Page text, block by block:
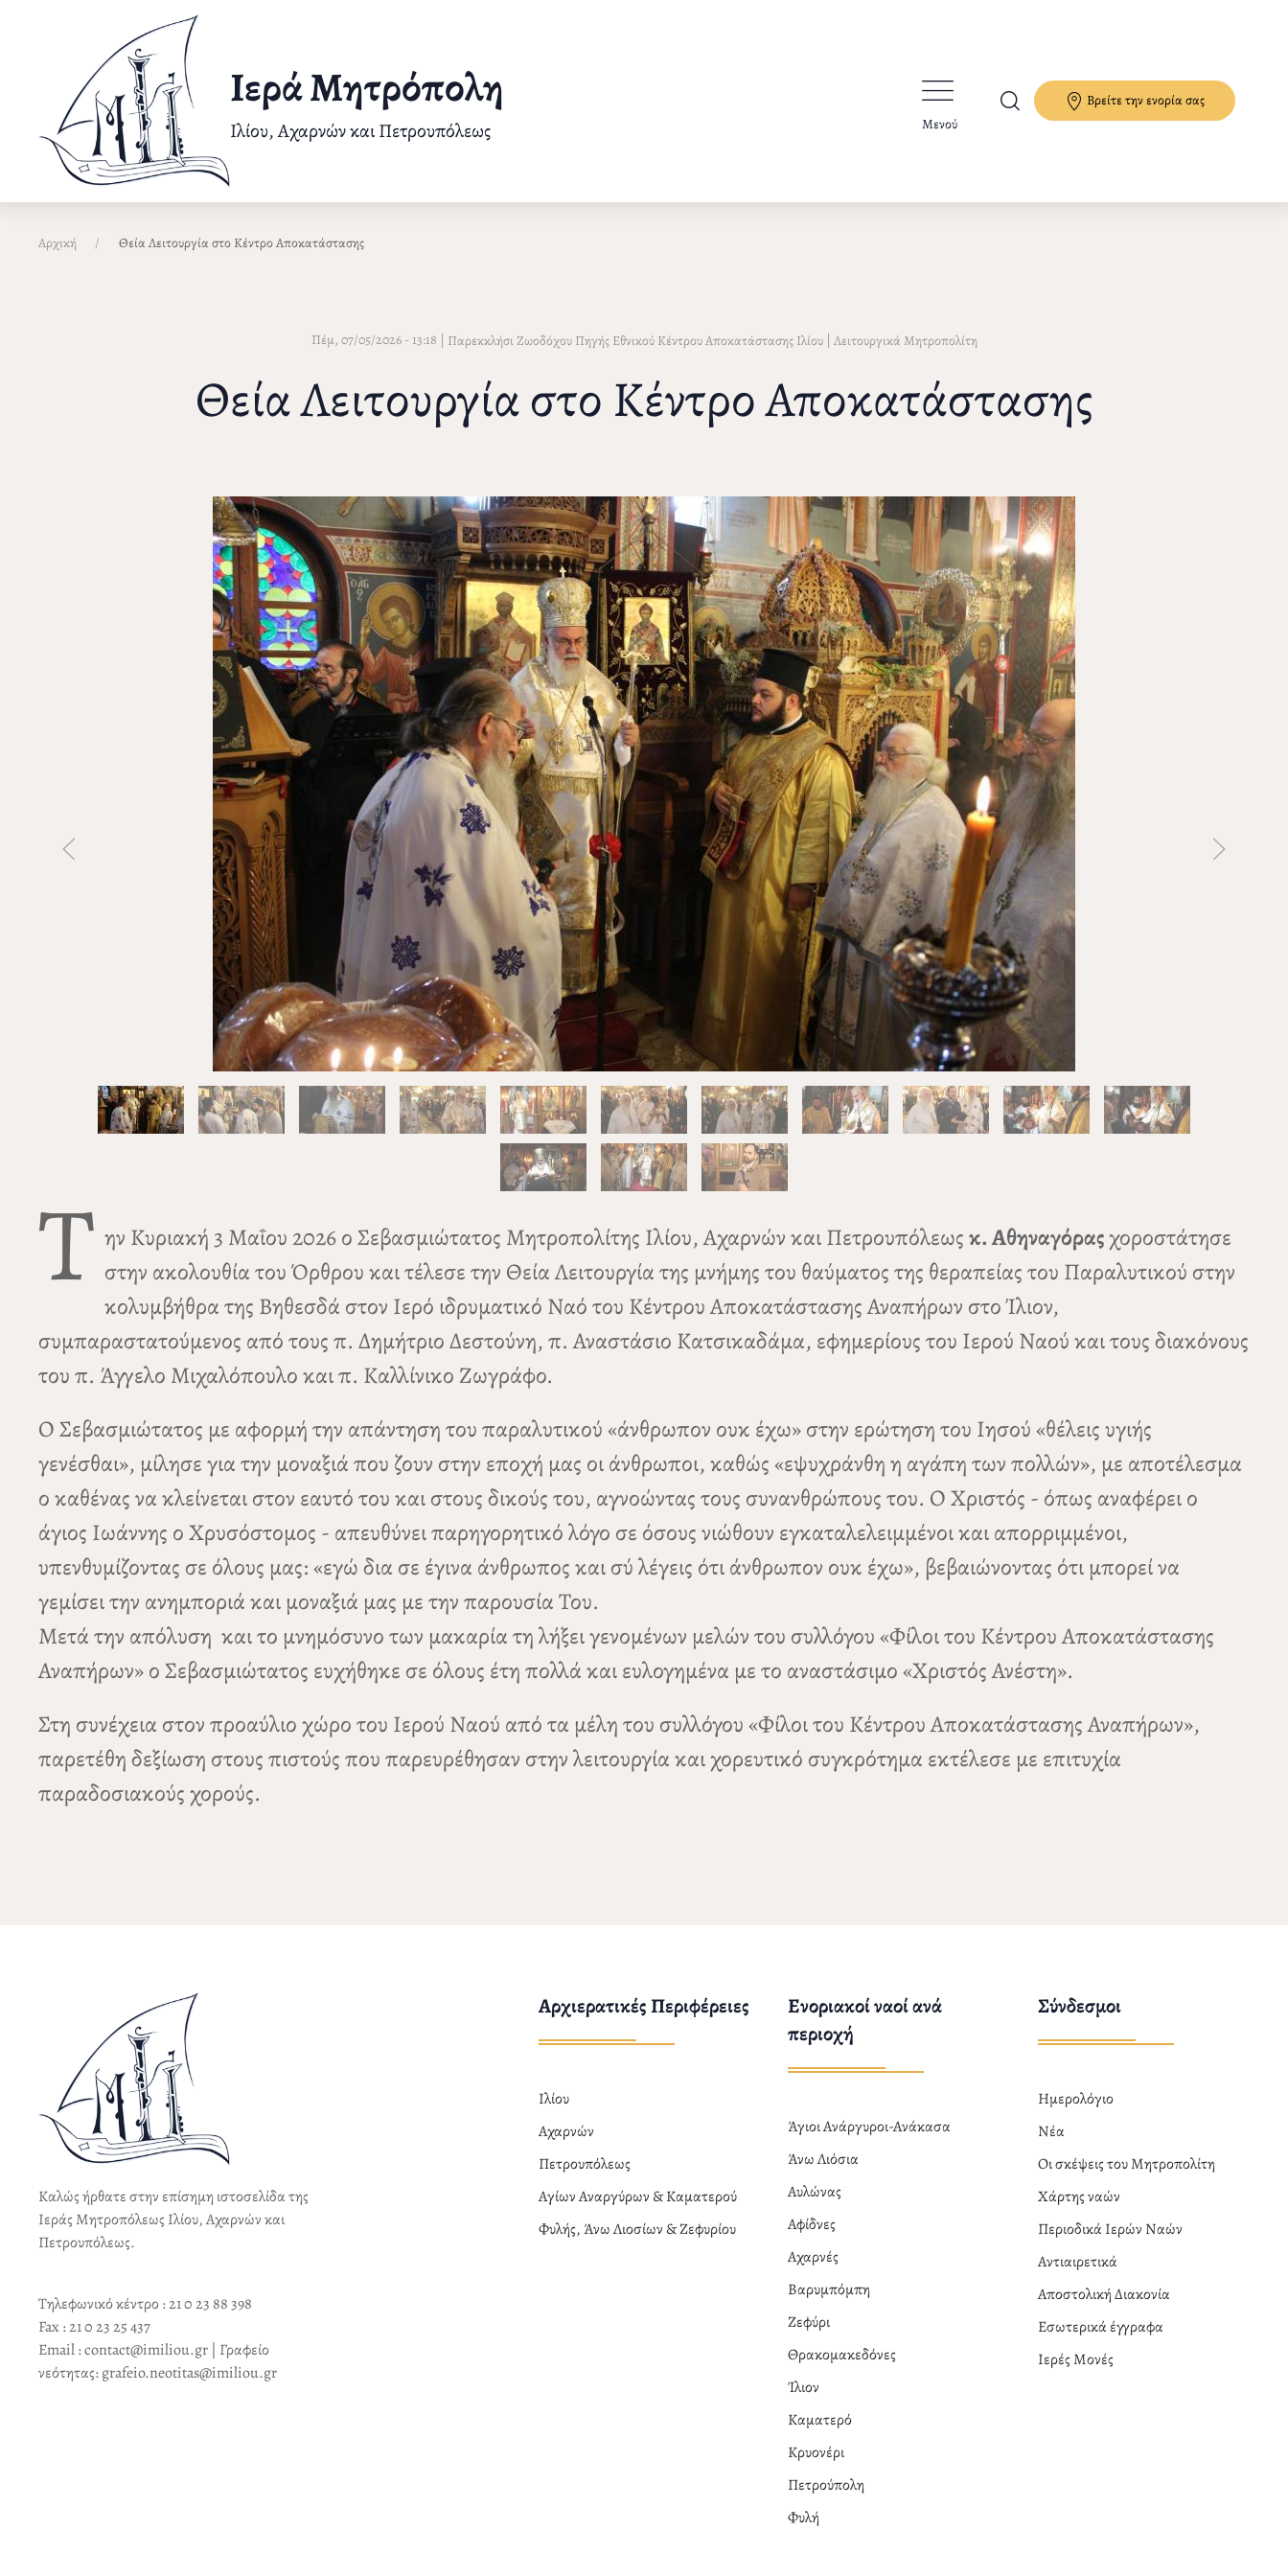
περιεχόμενο
Ιερά Μητρόπολη
Ιλίου, Αχαρνών και Πετρουπόλεως Μενού
Βρείτε την ενορία σας
Αρχική Θεία Λειτουργία στο Κέντρο Αποκατάστασης
Πέμ, 07/05/2026 - 13:18 | Παρεκκλήσι Ζωοδόχου Πηγής Εθνικού Κέντρου Αποκατάστασης Ιλίου| Λειτουργικά Μητροπολίτη
Θεία Λειτουργία στο Κέντρο Αποκατάστασης
Τ ην Κυριακή 3 Μαΐου 2026 ο Σεβασμιώτατος Μητροπολίτης Ιλίου, Αχαρνών και Πετρουπόλεωςκ. Αθηναγόραςχοροστάτησε
στην ακολουθία του Όρθρου και τέλεσε την Θεία Λειτουργία της μνήμης του θαύματος της θεραπείας του Παραλυτικού στην
κολυμβήθρα της Βηθεσδά στον Ιερό ιδρυματικό Ναό του Κέντρου Αποκατάστασης Αναπήρων στο Ίλιον,
συμπαραστατούμενος από τους π. Δημήτριο Δεστούνη, π. Αναστάσιο Κατσικαδάμα, εφημερίους του Ιερού Ναού και τους διακόνους
του π. Άγγελο Μιχαλόπουλο και π. Καλλίνικο Ζωγράφο.
Ο Σεβασμιώτατος με αφορμή την απάντηση του παραλυτικού «άνθρωπον ουκ έχω» στην ερώτηση του Ιησού «θέλεις υγιής
γενέσθαι», μίλησε για την μοναξιά που ζουν στην εποχή μας οι άνθρωποι, καθώς «εψυχράνθη η αγάπη των πολλών», με αποτέλεσμα
ο καθένας να κλείνεται στον εαυτό του και στους δικούς του, αγνοώντας τους συνανθρώπους του. Ο Χριστός - όπως αναφέρει ο
άγιος Ιωάννης ο Χρυσόστομος - απευθύνει παρηγορητικό λόγο σε όσους νιώθουν εγκαταλελειμμένοι και απορριμμένοι,
υπενθυμίζοντας σε όλους μας: «εγώ δια σε έγινα άνθρωπος και σύ λέγεις ότι άνθρωπον ουκ έχω», βεβαιώνοντας ότι μπορεί να
γεμίσει την ανημποριά και μοναξιά μας με την παρουσία Του.
Μετά την απόλυση και το μνημόσυνο των μακαρία τη λήξει γενομένων μελών του συλλόγου «Φίλοι του Κέντρου Αποκατάστασης
Αναπήρων» ο Σεβασμιώτατος ευχήθηκε σε όλους έτη πολλά και ευλογημένα με το αναστάσιμο «Χριστός Ανέστη».
Στη συνέχεια στον προαύλιο χώρο του Ιερού Ναού από τα μέλη του συλλόγου «Φίλοι του Κέντρου Αποκατάστασης Αναπήρων»,
παρετέθη δεξίωση στους πιστούς που παρευρέθησαν στην λειτουργία και χορευτικό συγκρότημα εκτέλεσε με επιτυχία
παραδοσιακούς χορούς.
Καλώς ήρθατε στην επίσημη ιστοσελίδα της
Ιεράς Μητροπόλεως Ιλίου, Αχαρνών και
Πετρουπόλεως.
Τηλεφωνικό κέντρο : 21 0 23 88 398
Fax : 21 0 23 25 437
Email : contact@imiliou.gr | Γραφείο
νεότητας: grafeio.neotitas@imiliou.gr
Αρχιερατικές Περιφέρειες
Ιλίου
Αχαρνών
Πετρουπόλεως
Αγίων Αναργύρων & Καματερού
Φυλής, Άνω Λιοσίων & Ζεφυρίου
Ενοριακοί ναοί ανά
περιοχή
Άγιοι Ανάργυροι-Ανάκασα
Άνω Λιόσια
Αυλώνας
Αφίδνες
Αχαρνές
Βαρυμπόμπη
Ζεφύρι
Θρακομακεδόνες
Ίλιον
Καματερό
Κρυονέρι
Πετρούπολη
Φυλή
Σύνδεσμοι
Ημερολόγιο
Νέα
Οι σκέψεις του Μητροπολίτη
Χάρτης ναών
Περιοδικά Ιερών Ναών
Αντιαιρετικά
Αποστολική Διακονία
Εσωτερικά έγγραφα
Ιερές Μονές